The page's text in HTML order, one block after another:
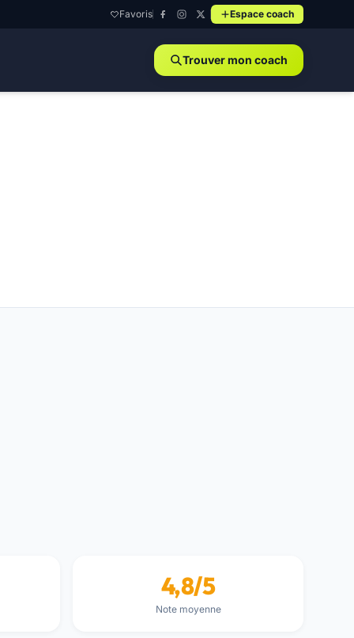
Favoris Espace coach
Trouver mon coach
- 91590
4,8/5
Note moyenne